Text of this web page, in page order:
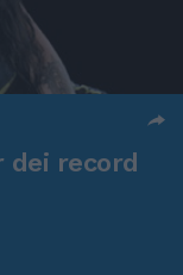
dei record